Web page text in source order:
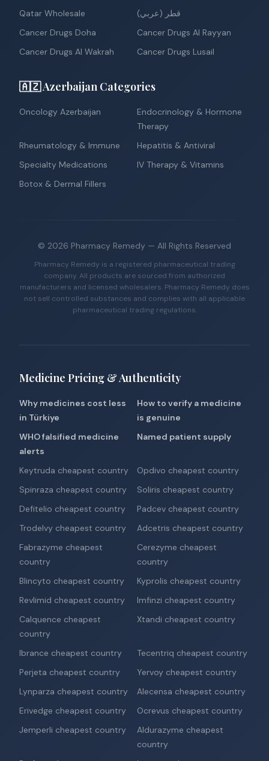
Qatar Wholesale
قطر (عربي)
Cancer Drugs Doha
Cancer Drugs Al Rayyan
Cancer Drugs Al Wakrah
Cancer Drugs Lusail
🇦🇿 Azerbaijan Categories
Oncology Azerbaijan
Endocrinology & Hormone
Therapy
Rheumatology & Immune
Hepatitis & Antiviral
Specialty Medications
IV Therapy & Vitamins
Botox & Dermal Fillers
© 2026 Pharmacy Remedy — All Rights Reserved
Pharmacy Remedy is a registered pharmaceutical trading
company. All products are sourced from authorized
manufacturers and licensed wholesalers. Pharmacy Remedy does
not sell controlled substances and complies with all applicable
pharmaceutical trading regulations.
Medicine Pricing & Authenticity
Why medicines cost less
in Türkiye
How to verify a medicine
is genuine
WHO falsified medicine
alerts
Named patient supply
Keytruda cheapest country
Opdivo cheapest country
Spinraza cheapest country
Soliris cheapest country
Defitelio cheapest country
Padcev cheapest country
Trodelvy cheapest country
Adcetris cheapest country
Fabrazyme cheapest
country
Cerezyme cheapest
country
Blincyto cheapest country
Kyprolis cheapest country
Revlimid cheapest country
Imfinzi cheapest country
Calquence cheapest
country
Xtandi cheapest country
Ibrance cheapest country
Tecentriq cheapest country
Perjeta cheapest country
Yervoy cheapest country
Lynparza cheapest country
Alecensa cheapest country
Erivedge cheapest country
Ocrevus cheapest country
Jemperli cheapest country
Aldurazyme cheapest
country